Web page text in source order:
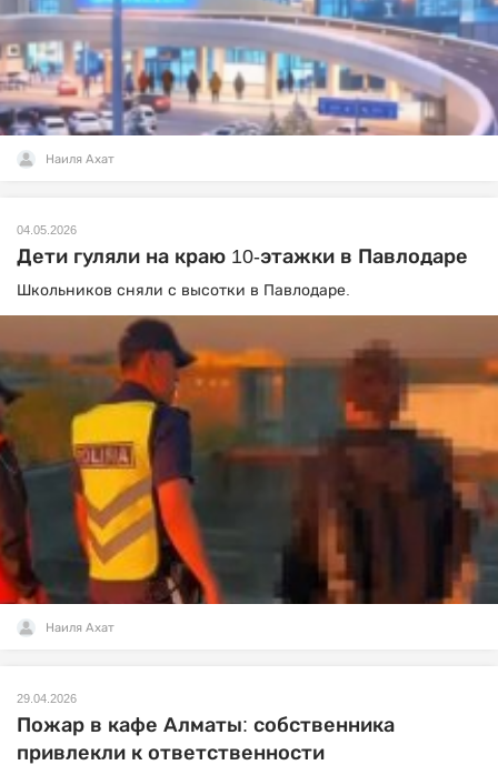
Наиля Ахат
04.05.2026
Дети гуляли на краю 10-этажки в Павлодаре
Школьников сняли с высотки в Павлодаре.
Наиля Ахат
29.04.2026
Пожар в кафе Алматы: собственника
привлекли к ответственности